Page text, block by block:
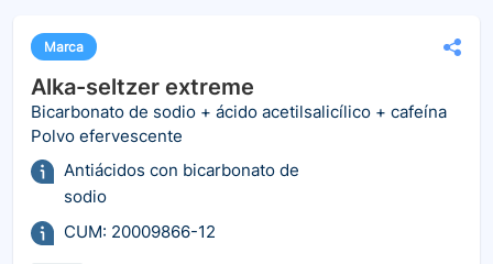
Marca
Alka-seltzer extreme
Bicarbonato de sodio + ácido acetilsalicílico + cafeína
Polvo efervescente
Antiácidos con bicarbonato de
sodio
CUM: 20009866-12